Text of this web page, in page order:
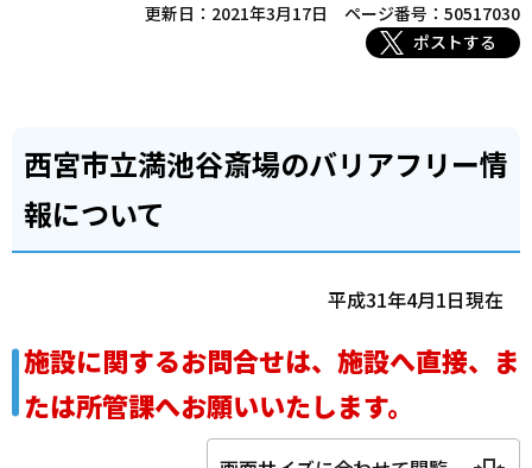
更新日：2021年3月17日
ページ番号：50517030
ポストする
西宮市立満池谷斎場のバリアフリー情
報について
平成31年4月1日現在
施設に関するお問合せは、施設へ直接、ま
たは所管課へお願いいたします。